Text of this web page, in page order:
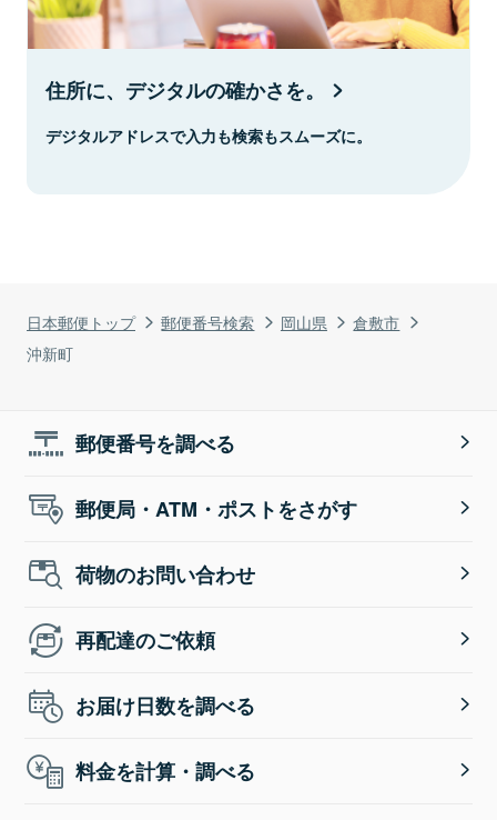
日本郵便トップ 郵便番号検索 岡山県
倉敷市
沖新町
住所に、デジタルの確かさを。
デジタルアドレスで入力も検索もスムーズに。
郵便番号を調べる
郵便局・ATM・ポストをさがす
荷物のお問い合わせ
再配達のご依頼
お届け日数を調べる
料金を計算・調べる